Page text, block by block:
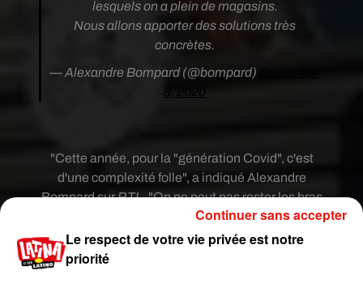
lesquels on a plein de magasins.
Nous allons apporter des solutions très
concrètes.
— Alexandre Bompard (@bompard)
8, 2020
"Cette année, pour la "génération Covid", c'est
d'une complexité folle", a indiqué Alexandre
Bompard surRTL. "On ne peut pas rester les bras
croisés, on est le premier employeur privé de
France, et ce que j'ai décidé, c'est de tendre la
Le respect de votre vie privée est notre
priorité
Continuer sans accepter